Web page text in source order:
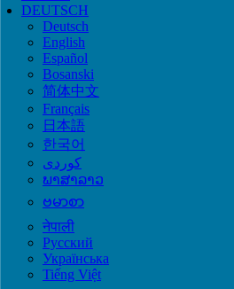
DEUTSCH
Deutsch
English
Español
Bosanski
简体中文
Français
日本語
한국어
ພາສາລາວ
ဗမာစာ
नेपाली
Русский
Українська
Tiếng Việt